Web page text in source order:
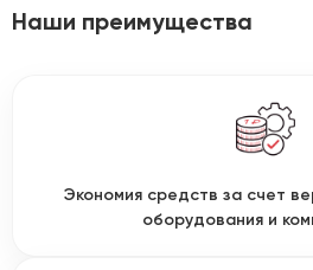
Наши преимущества
Экономия средств за счет
оборудования и